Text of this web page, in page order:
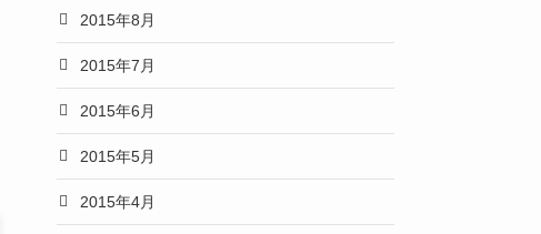
2015年8月
2015年7月
2015年6月
2015年5月
2015年4月